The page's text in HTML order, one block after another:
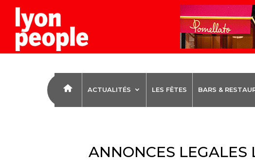
ACTUALITÉS LES FÊTES BARS &
ANNONCES LEGALES